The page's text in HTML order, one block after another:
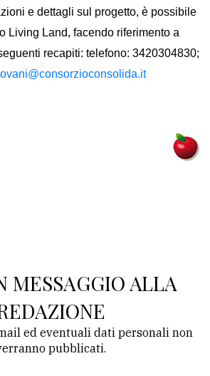
e dettagli sul progetto, è possibile
Living Land, facendo riferimento a
recapiti: telefono: 3420304830;
MESSAGGIO ALLA
ed eventuali dati personali non
pubblicati.